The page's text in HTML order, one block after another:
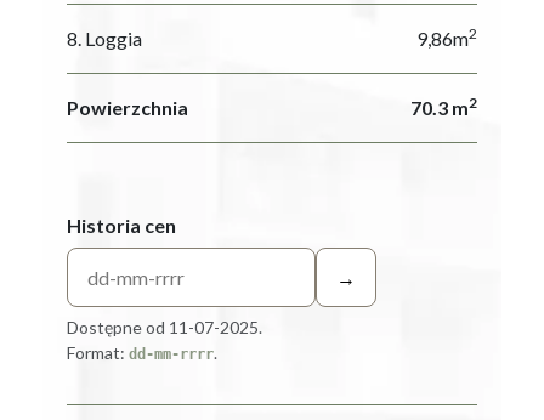
8. Loggia 9,86m2
Powierzchnia 70.3 m2
Historia cen
→
Dostępne od 11-07-2025.
Format: dd-mm-rrrr.